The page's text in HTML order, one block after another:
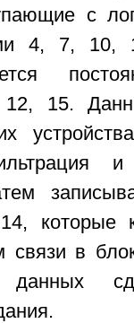
с
4, 7, 10,
15.
которые
связи в
данных